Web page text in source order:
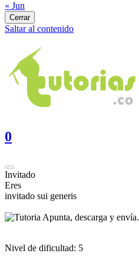
« Jun
Cerrar
Saltar al contenido
0
Invitado
Eres
invitado sui generis
Apunta, descarga y envía.
Nivel de dificultad: 5